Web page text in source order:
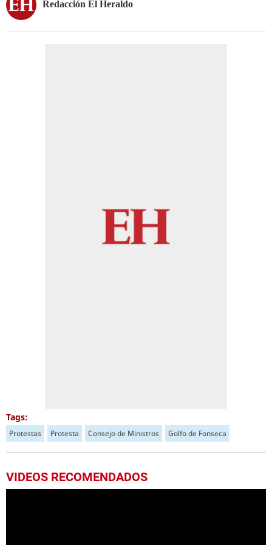
Redacción El Heraldo
Tags:
Protestas Protesta Consejo de Ministros Golfo de Fonseca
VIDEOS RECOMENDADOS